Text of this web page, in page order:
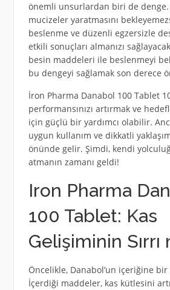
önemli unsurlardan biri de denge.
mucizeler yaratmasını
beslenme ve düzenli egzersizle
etkili sonuçları almanızı
besin maddeleri ile beslenmeyi
bu dengeyi sağlamak son derece
İron Pharma Danabol 100 Tablet
performansınızı artırmak ve
için güçlü bir yardımcı olabilir.
uygun kullanım ve dikkatli
önünde gelir. Şimdi, kendi
atmanın zamanı geldi!
Iron Pharma
100 Tablet: Kas
Gelişiminin Sırrı
Öncelikle, Danabol’un içeriğine bir
İçerdiği maddeler, kas kütlesini